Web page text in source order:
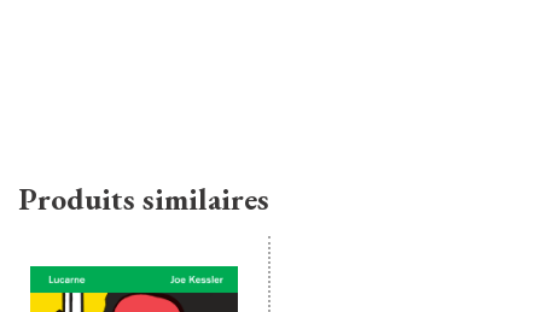
Produits similaires